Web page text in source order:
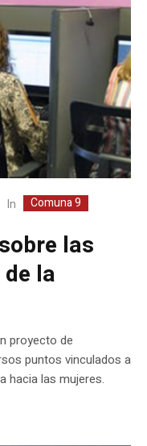
In Comuna 9
las
la
proyecto de
puntos vinculados a
hacia las mujeres.